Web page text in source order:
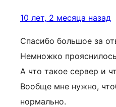
10 лет, 2 месяца назад
Спасибо большое за
Немножко
А что такое сервер и
Вообще мне нужно,
нормально.